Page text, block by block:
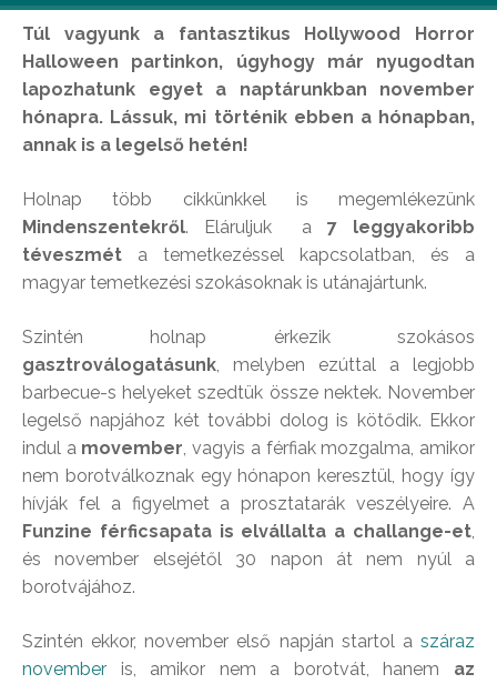
Túl vagyunk a fantasztikus Hollywood Horror
Halloween partinkon, úgyhogy már nyugodtan
lapozhatunk egyet a naptárunkban november
hónapra. Lássuk, mi történik ebben a hónapban,
annak is a legelső hetén!
Holnap több cikkünkkel is megemlékezünk
Mindenszentekről. Eláruljuk a7 leggyakoribb
téveszmét a temetkezéssel kapcsolatban, és a
magyar temetkezési szokásoknak is utánajártunk.
Szintén holnap érkezik szokásos
gasztroválogatásunk, melyben ezúttal a legjobb
barbecue-s helyeket szedtük össze nektek. November
legelső napjához két további dolog is kötődik. Ekkor
indul a movember, vagyis a férfiak mozgalma, amikor
nem borotválkoznak egy hónapon keresztül, hogy így
hívják fel a figyelmet a prosztatarák veszélyeire. A
Funzine férficsapata is elvállalta a challange-et,
és november elsejétől 30 napon át nem nyúl a
borotvájához.
Szintén ekkor, november első napján startol a száraz
november is, amikor nem a borotvát, hanem az